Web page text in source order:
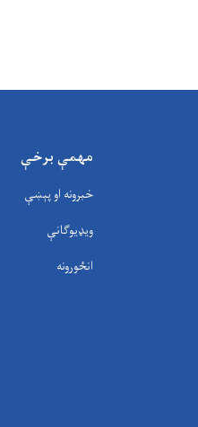
مهمې برخې
خبرونه او پېښې
ویډیوګانې
انځورونه